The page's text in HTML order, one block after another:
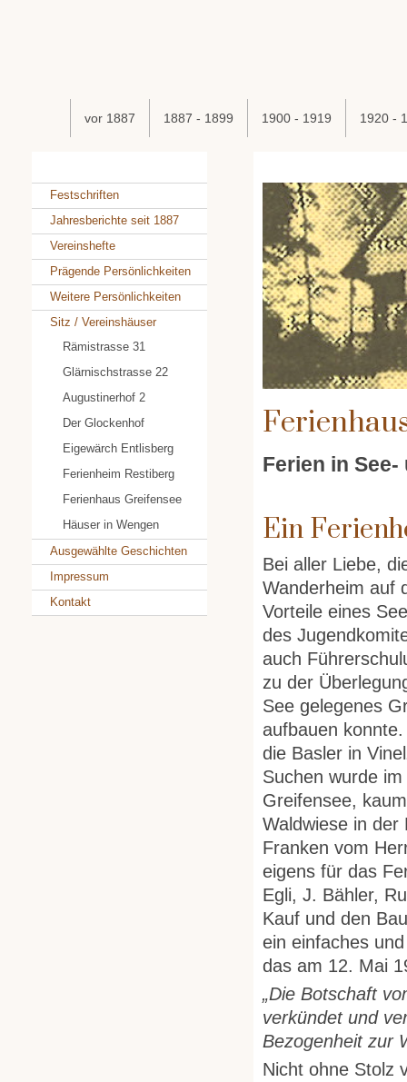
vor 1887 1887 - 1899 1900 - 1919 1920 -
Festschriften
Jahresberichte seit 1887
Vereinshefte
Prägende Persönlichkeiten
Weitere Persönlichkeiten
Sitz / Vereinshäuser
Rämistrasse 31
Glärnischstrasse 22
Augustinerhof 2
Der Glockenhof
Eigewärch Entlisberg
Ferienheim Restiberg
Ferienhaus Greifensee
Häuser in Wengen
Ausgewählte Geschichten
Impressum
Kontakt
Ferien in
Ein
Bei aller Liebe,
Wanderheim auf
Vorteile eines
des
auch
zu der
See gelegenes
aufbauen
die Basler in
Suchen wurde
Greifensee,
Waldwiese in
Franken vom
eigens für das
Egli, J. Bähler,
Kauf und den
ein einfaches
das am 12. Mai
„Die Botschaft
verkündet und
Bezogenheit zur
Nicht ohne Stolz